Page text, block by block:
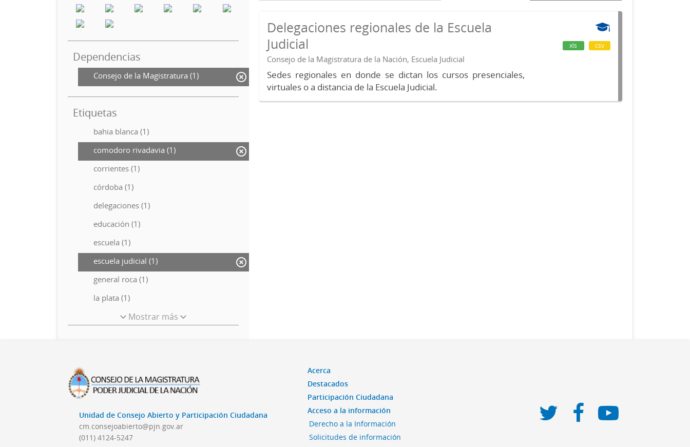
Dependencias
Consejo de la Magistratura (1)
Etiquetas
bahia blanca (1)
comodoro rivadavia (1)
corrientes (1)
córdoba (1)
delegaciones (1)
educación (1)
escuela (1)
escuela judicial (1)
general roca (1)
la plata (1)
Mostrar más
Delegaciones regionales de la Escuela
Judicial
Consejo de la Magistratura de la Nación, Escuela Judicial
Sedes regionales en donde se dictan los cursos presenciales,
virtuales o a distancia de la Escuela Judicial.
xls csv
Unidad de Consejo Abierto y Participación Ciudadana
cm.consejoabierto@pjn.gov.ar
(011) 4124-5247
Acerca
Destacados
Participación Ciudadana
Acceso a la información
Derecho a la Información
Solicitudes de información